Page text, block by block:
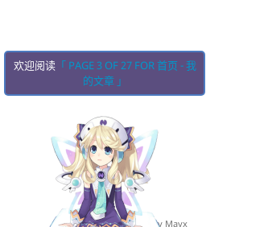
欢迎阅读「 PAGE 3 OF 27 FOR 首页 - 我
的文章 」
Made with ❤ by Mayx